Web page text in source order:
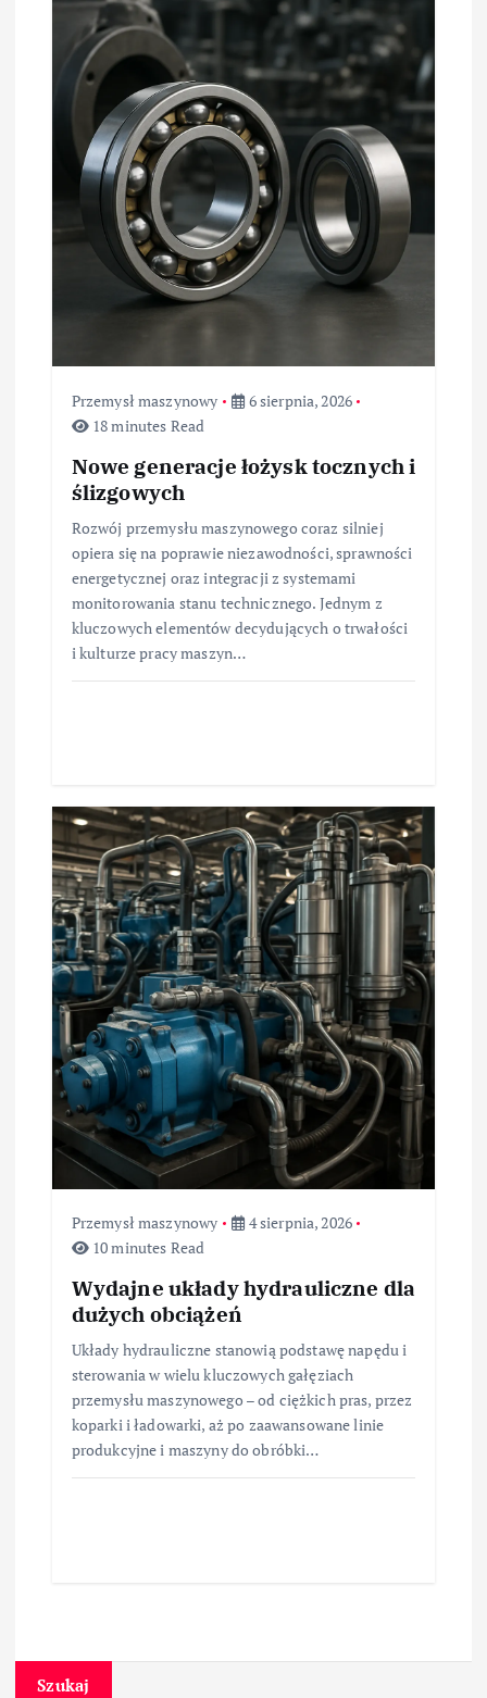
w
Przemysł maszynowy
6 sierpnia, 2026
18 minutes Read
Nowe generacje łożysk tocznych i
ślizgowych
Rozwój przemysłu maszynowego coraz silniej
opiera się na poprawie niezawodności, sprawności
energetycznej oraz integracji z systemami
monitorowania stanu technicznego. Jednym z
kluczowych elementów decydujących o trwałości
i kulturze pracy maszyn…
Przemysł maszynowy
4 sierpnia, 2026
10 minutes Read
Wydajne układy hydrauliczne dla
dużych obciążeń
Układy hydrauliczne stanowią podstawę napędu i
sterowania w wielu kluczowych gałęziach
przemysłu maszynowego – od ciężkich pras, przez
koparki i ładowarki, aż po zaawansowane linie
produkcyjne i maszyny do obróbki…
Szukaj